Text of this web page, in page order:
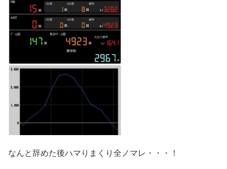
なんと辞めた後ハマりまくり全ノマレ・・・！